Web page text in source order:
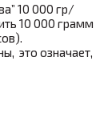
10 000 гр/
10 000 грамм
это означает,